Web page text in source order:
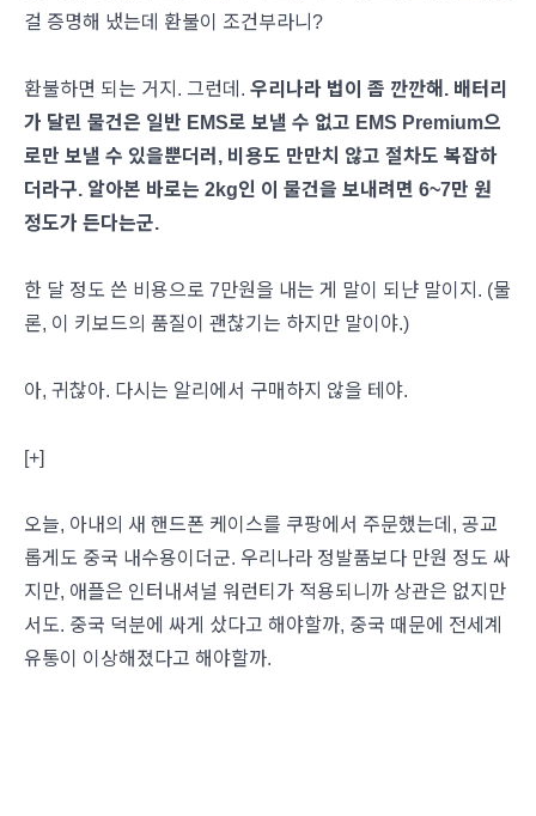
걸 증명해 냈는데 환불이 조건부라니?
환불하면 되는 거지. 그런데. 우리나라 법이 좀 깐깐해. 배터리
가 달린 물건은 일반 EMS로 보낼 수 없고 EMS Premium으
로만 보낼 수 있을뿐더러, 비용도 만만치 않고 절차도 복잡하
더라구. 알아본 바로는 2kg인 이 물건을 보내려면 6~7만 원
정도가 든다는군.
한 달 정도 쓴 비용으로 7만원을 내는 게 말이 되냔 말이지. (물
론, 이 키보드의 품질이 괜찮기는 하지만 말이야.)
아, 귀찮아. 다시는 알리에서 구매하지 않을 테야.
[+]
오늘, 아내의 새 핸드폰 케이스를 쿠팡에서 주문했는데, 공교
롭게도 중국 내수용이더군. 우리나라 정발품보다 만원 정도 싸
지만, 애플은 인터내셔널 워런티가 적용되니까 상관은 없지만
서도. 중국 덕분에 싸게 샀다고 해야할까, 중국 때문에 전세계
유통이 이상해졌다고 해야할까.